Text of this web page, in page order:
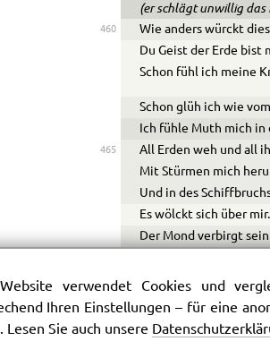
(er schlägt unwillig das
460
Wie anders würckt
Du Geist der Erde bist
Schon fühl ich meine
Schon glüh ich wie
Ich fühle Muth mich in
465
All Erden weh und all
Mit Stürmen mich
Und in des
Es wölckt sich über mir.
Der Mond verbirgt
Es dampft! Es zucken
Mir um das Haupt. Es
Ein Schauer vom
verwendet Cookies und
Ihren Einstellungen – für eine
Lesen Sie auch unsere